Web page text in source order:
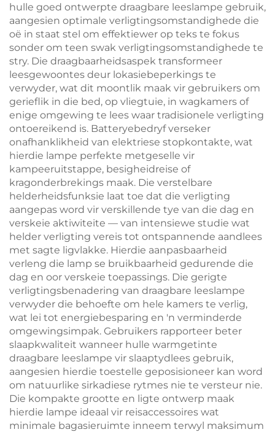
hulle goed ontwerpte draagbare leeslampe gebruik,
aangesien optimale verligtingsomstandighede die
oë in staat stel om effektiewer op teks te fokus
sonder om teen swak verligtingsomstandighede te
stry. Die draagbaarheidsaspek transformeer
leesgewoontes deur lokasiebeperkings te
verwyder, wat dit moontlik maak vir gebruikers om
gerieflik in die bed, op vliegtuie, in wagkamers of
enige omgewing te lees waar tradisionele verligting
ontoereikend is. Batteryebedryf verseker
onafhanklikheid van elektriese stopkontakte, wat
hierdie lampe perfekte metgeselle vir
kampeeruitstappe, besigheidreise of
kragonderbrekings maak. Die verstelbare
helderheidsfunksie laat toe dat die verligting
aangepas word vir verskillende tye van die dag en
verskeie aktiwiteite — van intensiewe studie wat
helder verligting vereis tot ontspannende aandlees
met sagte ligvlakke. Hierdie aanpasbaarheid
verleng die lamp se bruikbaarheid gedurende die
dag en oor verskeie toepassings. Die gerigte
verligtingsbenadering van draagbare leeslampe
verwyder die behoefte om hele kamers te verlig,
wat lei tot energiebesparing en 'n verminderde
omgewingsimpak. Gebruikers rapporteer beter
slaapkwaliteit wanneer hulle warmgetinte
draagbare leeslampe vir slaaptydlees gebruik,
aangesien hierdie toestelle geposisioneer kan word
om natuurlike sirkadiese rytmes nie te versteur nie.
Die kompakte grootte en ligte ontwerp maak
hierdie lampe ideaal vir reisaccessoires wat
minimale bagasieruimte inneem terwyl maksimum